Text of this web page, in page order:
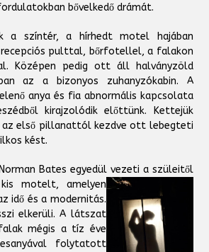
bővelkedő drámát.
a színtér, a hírhedt motel hajában
pulttal, bőrfotellel, a falakon
Középen pedig ott áll halványzöld
az a bizonyos zuhanyzókabin. A
anya és fia abnormális kapcsolata
kirajzolódik előttünk. Kettejük
első pillanattól kezdve ott lebegteti
kést.
Bates egyedül vezeti a szüleitől
motelt, amelyen
idő és a modernitás.
elkerüli. A látszat
mégis a tíz éve
folytatott